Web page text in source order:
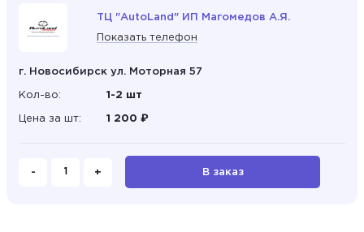
ТЦ "AutoLand" ИП Магомедов А.Я.
Показать телефон
г. Новосибирск ул. Моторная 57
Кол-во: 1-2 шт
Цена за шт: 1 200 ₽
- + В заказ